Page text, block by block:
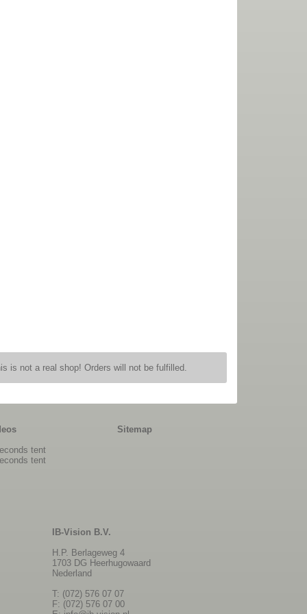
is not a real shop! Orders will not be fulfilled.
tent
tent
Sitemap
IB-Vision B.V.
H.P. Berlageweg 4
1703 DG Heerhugowaard
Nederland
T: (072) 576 07 07
F: (072) 576 07 00